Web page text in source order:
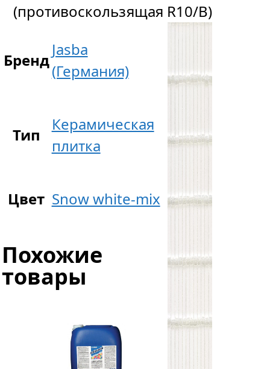
(противоскользящая R10/B)
Бренд
Jasba
(Германия)
Тип
Керамическая
плитка
Цвет Snow white-mix
Похожие
товары